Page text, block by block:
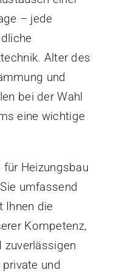
– jede
Alter des
und
bei der Wahl
eine wichtige
Heizungsbau
umfassend
Ihnen die
Kompetenz,
zuverlässigen
und